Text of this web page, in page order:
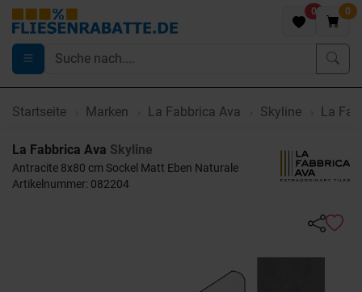
0 0
Startseite Marken La Fabbrica Ava Skyline La
La Fabbrica Ava Skyline
Antracite 8x80 cm Sockel Matt Eben Naturale
Artikelnummer: 082204